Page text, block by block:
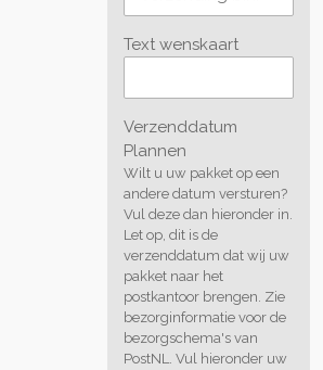
Text wenskaart
Verzenddatum
Plannen
Wilt u uw pakket op een
andere datum versturen?
Vul deze dan hieronder in.
Let op, dit is de
verzenddatum dat wij uw
pakket naar het
postkantoor brengen. Zie
bezorginformatie voor de
bezorgschema's van
PostNL. Vul hieronder uw